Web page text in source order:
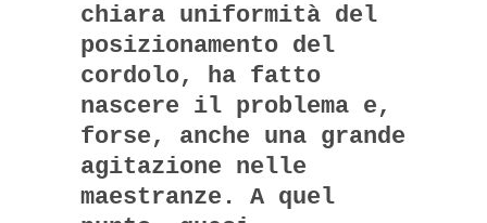
chiara uniformità del
posizionamento del
cordolo, ha fatto
nascere il problema e,
forse, anche una grande
agitazione nelle
maestranze. A quel